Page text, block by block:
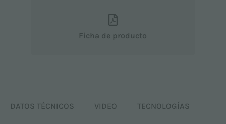
DATOS TÉCNICOS VIDEO TECNOLOGÍAS
Ficha de producto